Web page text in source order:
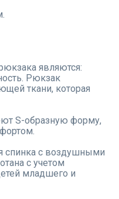
являются:
Рюкзак
ткани, которая
S-образную форму,
спинка с воздушными
с учетом
младшего и